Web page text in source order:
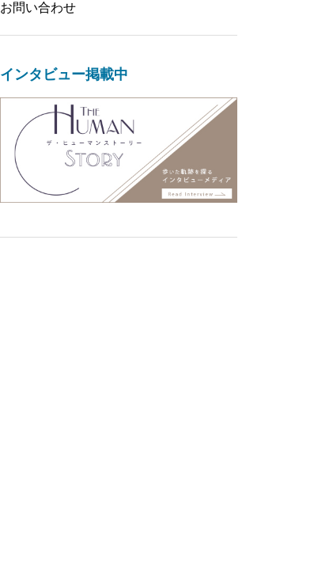
お問い合わせ
インタビュー掲載中